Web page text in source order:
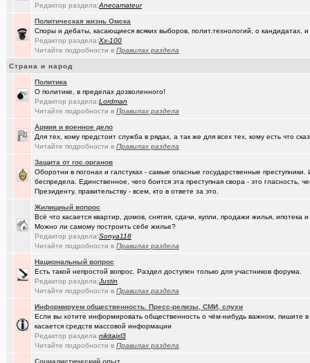
Глубокий разряд тягового аккумулятора
_Автообъявления. Покупка / продажа авто.
группа кино (karaganda)
Музыкальный блог и 18+
Социальная инженерия (Phandorin)
Перешеек у ручья (tramov)
СШ-5(um5939) +4
Здоровье - это решение личных проблем
Сериалы - лучшие по вашему мнению?(tolik) +1984
Осведомлённый источник сообщает... (Молодец.)
Уходят лучшие(Pihlak)
Кто что ест или пьёт прямо сейчас?
В ближайший месяц возможно произойдет то что затронет каждог(рeдкий)
Ищу работу инженера конструктора/радиотехника (удаленно))
Омские фотографы(linuxmas..) +200
Я люблю Омский драматический театр!
Всё о транспорте: автобусы, троллейбусы, трамваи, маршрутки
Редактор раздела:Anecamateur
Политическая жизнь Омска
Споры и дебаты, касающиеся всяких выборов, полит.технологий, о кандидатах,
Редактор раздела:Xx-100
Читайте подробности в Правилах раздела
Страна и народ
Политика
О политике, в пределах дозволенного!
Редактор раздела:Lоrdmаn
Читайте подробности в Правилах раздела
Армия и военное дело
Для тех, кому предстоит служба в рядах, а так же для всех тех, кому есть что
Читайте подробности в Правилах раздела
Защита от гос.органов
Оборотни в погонах и галстуках - самые опасные государственные
беспредела. Единственное, чего боится эта преступная свора - это гласность,
Президенту, правительству - всем, кто в ответе за это.
Жилищный вопрос
Всё что касается квартир, домов, снятия, сдачи, купли, продажи жилья,
Можно ли самому построить себе жилье?
Редактор раздела:Sonya118
Читайте подробности в Правилах раздела
Национальный вопрос
Есть такой непростой вопрос. Раздел доступен только для участников форума.
Редактор раздела:Justin
Читайте подробности в Правилах раздела
Информируем общественность. Пресс-релизы, СМИ, слухи
Если вы хотите информировать общественность о чём-нибудь важном, пишите в
касается средств массовой информации
Редактор раздела:nikitajxl3
Читайте подробности в Правилах раздела
Социалистический опыт